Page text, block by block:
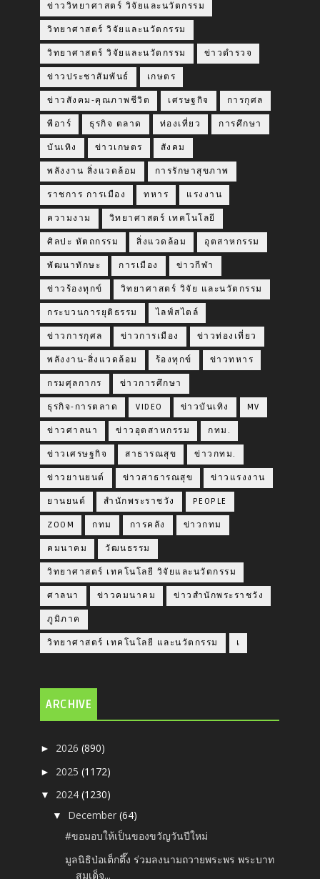
ข่าววิทยาศาสตร์ วิจัยและนวัตกรรม
วิทยาศาสตร์ วิจัยและนวัตกรรม
วิทยาศาสตร์ วิจัยและนวัตกรรม ข่าวตำรวจ
ข่าวประชาสัมพันธ์ เกษตร
ข่าวสังคม-คุณภาพชีวิต เศรษฐกิจ การกุศล
พีอาร์ ธุรกิจ ตลาด ท่องเที่ยว การศึกษา
บันเทิง ข่าวเกษตร สังคม
พลังงาน สิ่งแวดล้อม การรักษาสุขภาพ
ราชการ การเมือง ทหาร แรงงาน
ความงาม วิทยาศาสตร์ เทคโนโลยี
ศิลปะ หัตถกรรม สิ่งแวดล้อม อุตสาหกรรม
พัฒนาทักษะ การเมือง ข่าวกีฬา
ข่าวร้องทุกข์ วิทยาศาสตร์ วิจัย และนวัตกรรม
กระบวนการยุติธรรม ไลฟ์สไตล์
ข่าวการกุศล ข่าวการเมือง ข่าวท่องเที่ยว
พลังงาน-สิ่งแวดล้อม ร้องทุกข์ ข่าวทหาร
กรมศุลกากร ข่าวการศึกษา
ธุรกิจ-การตลาด VIDEO ข่าวบันเทิง MV
ข่าวศาลนา ข่าวอุตสาหกรรม กทม.
ข่าวเศรษฐกิจ สาธารณสุข ข่าวกทม.
ข่าวยานยนต์ ข่าวสาธารณสุข ข่าวแรงงาน
ยานยนต์ สำนักพระราชวัง PEOPLE
ZOOM กทม การคลัง ข่าวกทม
คมนาคม วัฒนธรรม
วิทยาศาสตร์ เทคโนโลยี วิจัยและนวัตกรรม
ศาลนา ข่าวคมนาคม ข่าวสำนักพระราชวัง
ภูมิภาค
วิทยาศาสตร์ เทคโนโลยี และนวัตกรรม เ
ARCHIVE
► 2026(890)
► 2025(1172)
▼ 2024(1230)
▼ December(64)
#ขอมอบให้เป็นของขวัญวันปีใหม่
มูลนิธิป่อเต็กตึ๊ง ร่วมลงนามถวายพระพร พระบาท
สมเด็จ...